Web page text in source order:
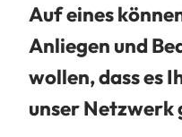
Auf eines
Anliegen und
wollen, dass es
unser Netzwerk